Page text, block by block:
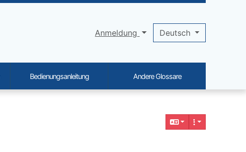
Anmeldung Deutsch
Bedienungsanleitung Andere Glossare